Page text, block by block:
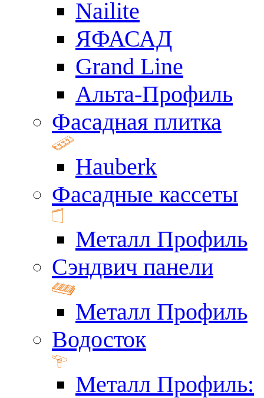
Nailite
ЯФАСАД
Grand Line
Альта-Профиль
Фасадная плитка
Hauberk
Фасадные кассеты
Металл Профиль
Сэндвич панели
Металл Профиль
Водосток
Металл Профиль: